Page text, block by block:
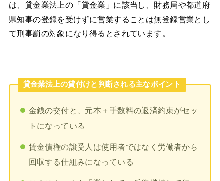
は、貸金業法上の「貸金業」に該当し、財務局や都道府
県知事の登録を受けずに営業することは無登録営業とし
て刑事罰の対象になり得るとされています。
貸金業法上の貸付けと判断される主なポイント
金銭の交付と、元本＋手数料の返済約束がセッ
トになっている
賃金債権の譲受人は使用者ではなく労働者から
回収する仕組みになっている